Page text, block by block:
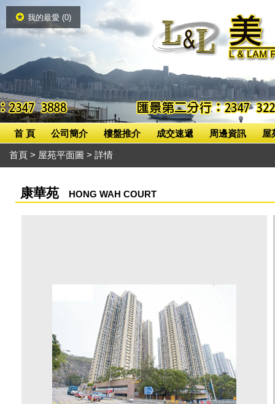
我的最愛 (0)
首 頁 公司簡介 樓盤推介 成交速遞 周邊資訊 屋
首頁 > 屋苑平面圖 > 詳情
康華苑 HONG WAH COURT